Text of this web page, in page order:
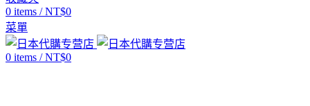
0 items / NT$0
菜單
0 items / NT$0